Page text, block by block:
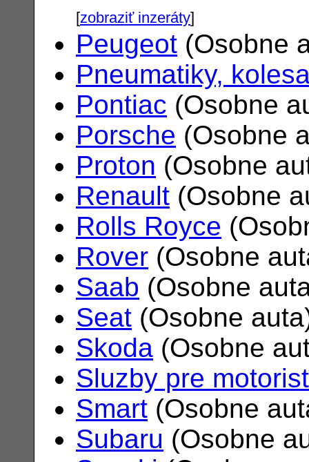
[zobraziť inzeráty]
Peugeot (Osobne
Pneumatiky,
Pontiac (Osobne
Porsche (Osobne
Proton (Osobne
Renault (Osobne
Rolls Royce
Rover (Osobne
Saab (Osobne
Seat (Osobne
Skoda (Osobne
Sluzby pre
Smart (Osobne
Subaru (Osobne